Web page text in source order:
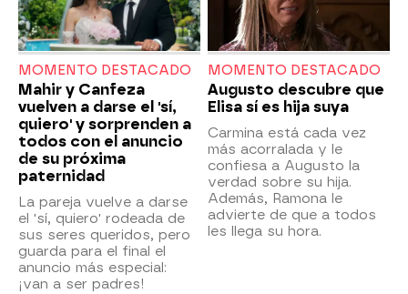
MOMENTO DESTACADO
Mahir y Canfeza
vuelven a darse el 'sí,
quiero' y sorprenden a
todos con el anuncio
de su próxima
paternidad
La pareja vuelve a darse
el 'sí, quiero' rodeada de
sus seres queridos, pero
guarda para el final el
anuncio más especial:
¡van a ser padres!
MOMENTO DESTACADO
Augusto descubre que
Elisa sí es hija suya
Carmina está cada vez
más acorralada y le
confiesa a Augusto la
verdad sobre su hija.
Además, Ramona le
advierte de que a todos
les llega su hora.